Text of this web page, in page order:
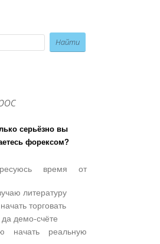
серьёзно вы
форексом?
время от
литературу
торговать
демо-счёте
начать реальную